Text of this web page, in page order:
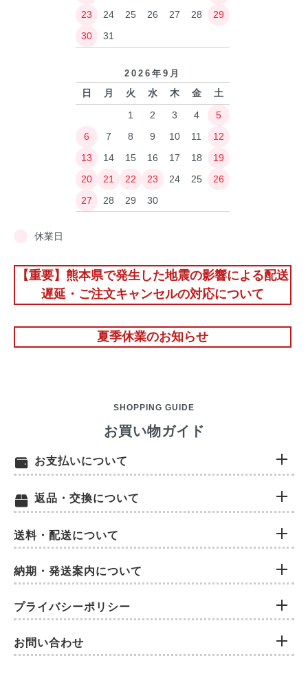
23
24 25 26 27 28
29
30
31
2026年9月
日 月 火 水 木 金
土
1
2 3 4
5
6
7 8 9 10 11
12
13
14 15 16 17 18
19
20
21 22 23 24 25
26
27
28 29 30
休業日
【重要】熊本県で発生した地震の影響による配送
遅延・ご注文キャンセルの対応について
夏季休業のお知らせ
SHOPPING GUIDE
お買い物ガイド
お支払いについて
返品・交換について
送料・配送について
納期・発送案内について
プライバシーポリシー
お問い合わせ